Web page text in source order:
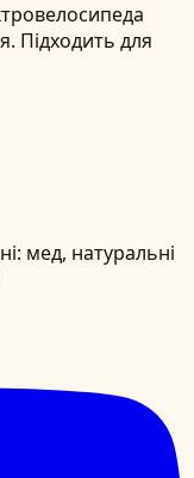
Підходить для
мед, натуральні